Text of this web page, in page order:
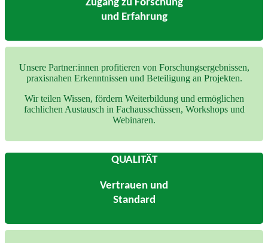
Zugang zu Forschung
und Erfahrung
Unsere Partner:innen profitieren von Forschungsergebnissen,
praxisnahen Erkenntnissen und Beteiligung an Projekten.
Wir teilen Wissen, fördern Weiterbildung und ermöglichen
fachlichen Austausch in Fachausschüssen, Workshops und
Webinaren.
QUALITÄT
Vertrauen und
Standard